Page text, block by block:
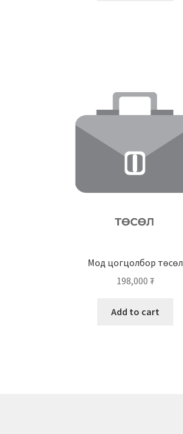
Мод цогцолбор төсөл
198,000 ₮
Add to cart